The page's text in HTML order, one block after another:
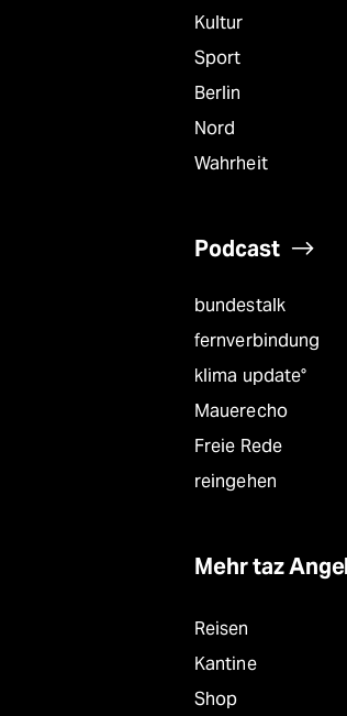
Kultur
Sport
Berlin
Nord
Wahrheit
Podcast
bundestalk
fernverbindung
klima update°
Mauerecho
Freie Rede
reingehen
Mehr taz
Reisen
Kantine
Shop